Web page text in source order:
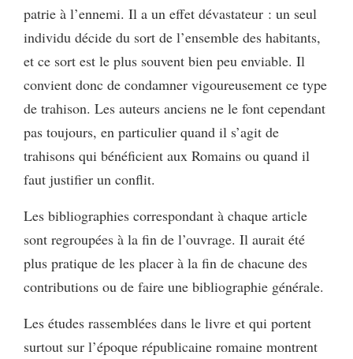
patrie à l’ennemi. Il a un effet dévastateur : un seul
individu décide du sort de l’ensemble des habitants,
et ce sort est le plus souvent bien peu enviable. Il
convient donc de condamner vigoureusement ce type
de trahison. Les auteurs anciens ne le font cependant
pas toujours, en particulier quand il s’agit de
trahisons qui bénéficient aux Romains ou quand il
faut justifier un conflit.
Les bibliographies correspondant à chaque article
sont regroupées à la fin de l’ouvrage. Il aurait été
plus pratique de les placer à la fin de chacune des
contributions ou de faire une bibliographie générale.
Les études rassemblées dans le livre et qui portent
surtout sur l’époque républicaine romaine montrent